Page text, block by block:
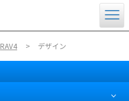
RAV4 デザイン